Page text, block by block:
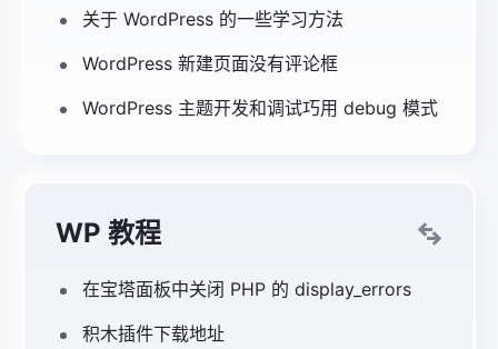
关于 WordPress 的一些学习方法
WordPress 新建页面没有评论框
WordPress 主题开发和调试巧用 debug 模式
WP 教程
在宝塔面板中关闭 PHP 的 display_errors
积木插件下载地址